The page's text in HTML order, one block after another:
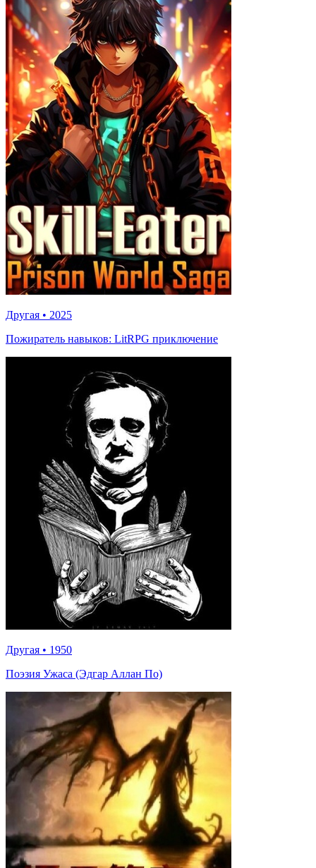
Другая • 2025
Пожиратель навыков: LitRPG приключение
Другая • 1950
Поэзия Ужаса (Эдгар Аллан По)